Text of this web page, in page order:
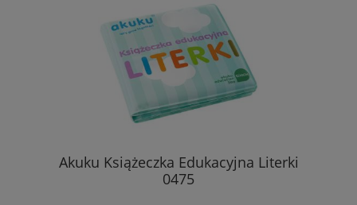
Akuku Książeczka Edukacyjna Literki
0475